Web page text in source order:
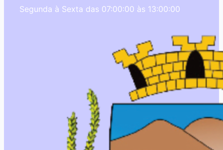
Segunda à Sexta das 07:00:00 às 13:00:00